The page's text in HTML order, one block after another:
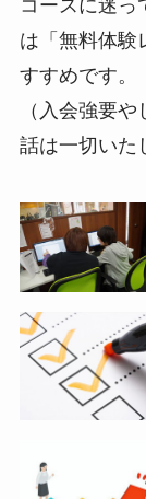
コースに迷っ
は「無料体験
すすめです。
（入会強要
話は一切いた